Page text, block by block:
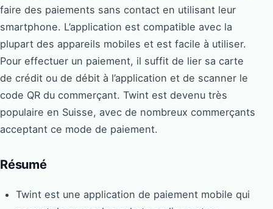
faire des paiements sans contact en utilisant leur
smartphone. L’application est compatible avec la
plupart des appareils mobiles et est facile à utiliser.
Pour effectuer un paiement, il suffit de lier sa carte
de crédit ou de débit à l’application et de scanner le
code QR du commerçant. Twint est devenu très
populaire en Suisse, avec de nombreux commerçants
acceptant ce mode de paiement.
Résumé
Twint est une application de paiement mobile qui